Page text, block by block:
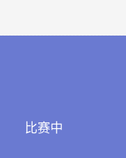
比赛中